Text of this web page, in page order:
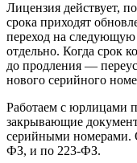
Лицензия действует,
срока приходят
переход на
отдельно. Когда срок
до продления —
нового серийного
Работаем с юрлицами
закрывающие
серийными номерами.
ФЗ, и по 223-ФЗ.